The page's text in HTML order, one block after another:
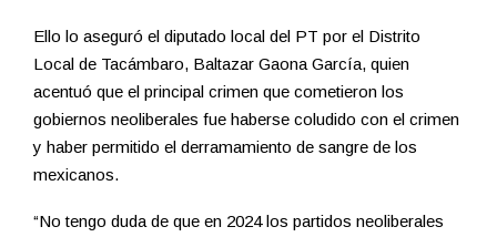
Ello lo aseguró el diputado local del PT por el Distrito
Local de Tacámbaro, Baltazar Gaona García, quien
acentuó que el principal crimen que cometieron los
gobiernos neoliberales fue haberse coludido con el crimen
y haber permitido el derramamiento de sangre de los
mexicanos.
“No tengo duda de que en 2024 los partidos neoliberales